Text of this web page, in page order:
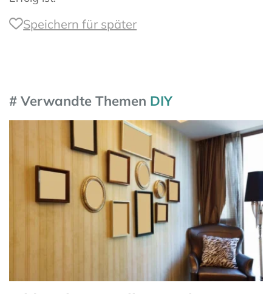
Speichern für später
# Verwandte Themen DIY